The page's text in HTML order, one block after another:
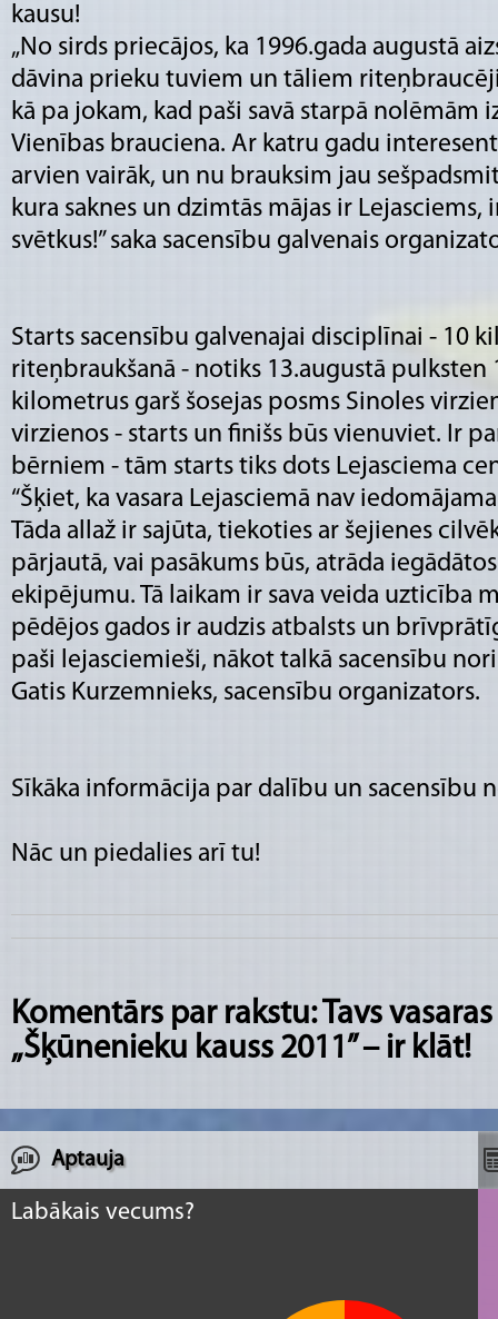
kausu!
„No sirds priecājos, ka 1996.gada augustā
dāvina prieku tuviem un tāliem
kā pa jokam, kad paši savā starpā nolēmām
Vienības brauciena. Ar katru gadu
arvien vairāk, un nu brauksim jau
kura saknes un dzimtās mājas ir Lejasciems,
svētkus!” saka sacensību galvenais
Starts sacensību galvenajai disciplīnai - 10
riteņbraukšanā - notiks 13.augustā pulksten
kilometrus garš šosejas posms Sinoles
virzienos - starts un finišs būs vienuviet. Ir
bērniem - tām starts tiks dots Lejasciema
“Šķiet, ka vasara Lejasciemā nav
Tāda allaž ir sajūta, tiekoties ar šejienes
pārjautā, vai pasākums būs, atrāda
ekipējumu. Tā laikam ir sava veida uzticība
pēdējos gados ir audzis atbalsts un
paši lejasciemieši, nākot talkā sacensību
Gatis Kurzemnieks, sacensību organizators.
Sīkāka informācija par dalību un sacensību
Nāc un piedalies arī tu!
Komentārs par rakstu: Tavs
„Šķūnenieku kauss 2011” – ir klāt!
Aptauja
Labākais vecums?